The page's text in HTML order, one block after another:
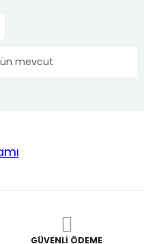
mevcut
GÜVENLI ÖDEME